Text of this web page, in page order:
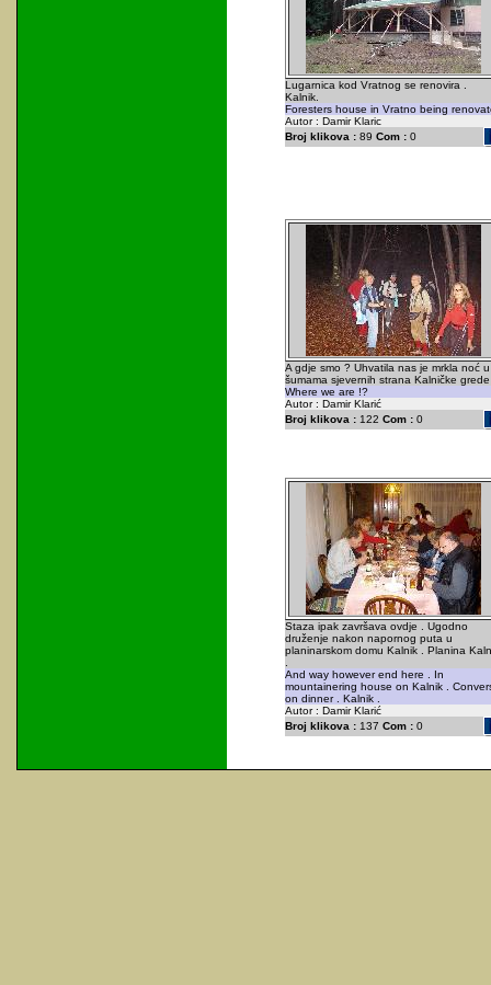
Lugarnica kod Vratnog se renovira .
Kalnik.
Foresters house in Vratno being
Autor : Damir Klaric
Broj klikova :89 Com :0
A gdje smo ? Uhvatila nas je mrkla noć u
šumama sjevernih strana Kalničke
Where we are !?
Autor : Damir Klarić
Broj klikova :122 Com :0
Staza ipak završava ovdje . Ugodno
druženje nakon napornog puta u
planinarskom domu Kalnik . Planina
And way however end here . In
mountainering house on Kalnik .
on dinner . Kalnik .
Autor : Damir Klarić
Broj klikova :137 Com :0